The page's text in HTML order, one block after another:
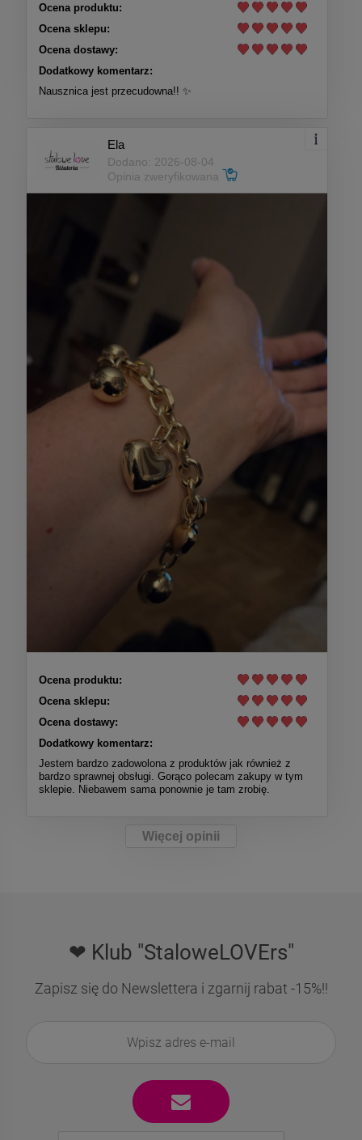
Ocena produktu:
Ocena sklepu:
Ocena dostawy:
Dodatkowy komentarz:
Nausznica jest przecudowna!! ✨
Ela
Dodano: 2026-08-04
Opinia zweryfikowana
Ocena produktu:
Ocena sklepu:
Ocena dostawy:
Dodatkowy komentarz:
Jestem bardzo zadowolona z produktów jak również z
bardzo sprawnej obsługi. Gorąco polecam zakupy w tym
sklepie. Niebawem sama ponownie je tam zrobię.
Więcej opinii
❤ Klub "StaloweLOVErs"
Zapisz się do Newslettera i zgarnij rabat -15%!!